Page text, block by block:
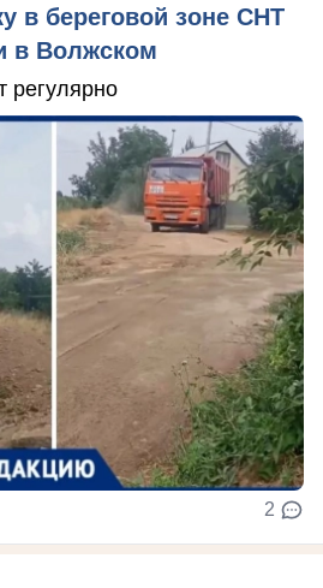
в береговой зоне СНТ
в Волжском
2